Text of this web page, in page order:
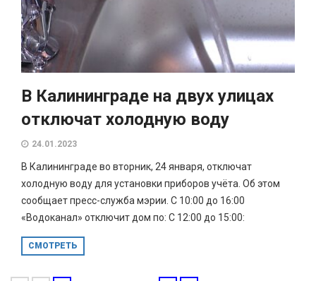
В Калининграде на двух улицах
отключат холодную воду
24.01.2023
В Калининграде во вторник, 24 января, отключат
холодную воду для установки приборов учёта. Об этом
сообщает пресс-служба мэрии. С 10:00 до 16:00
«Водоканал» отключит дом по: С 12:00 до 15:00:
СМОТРЕТЬ